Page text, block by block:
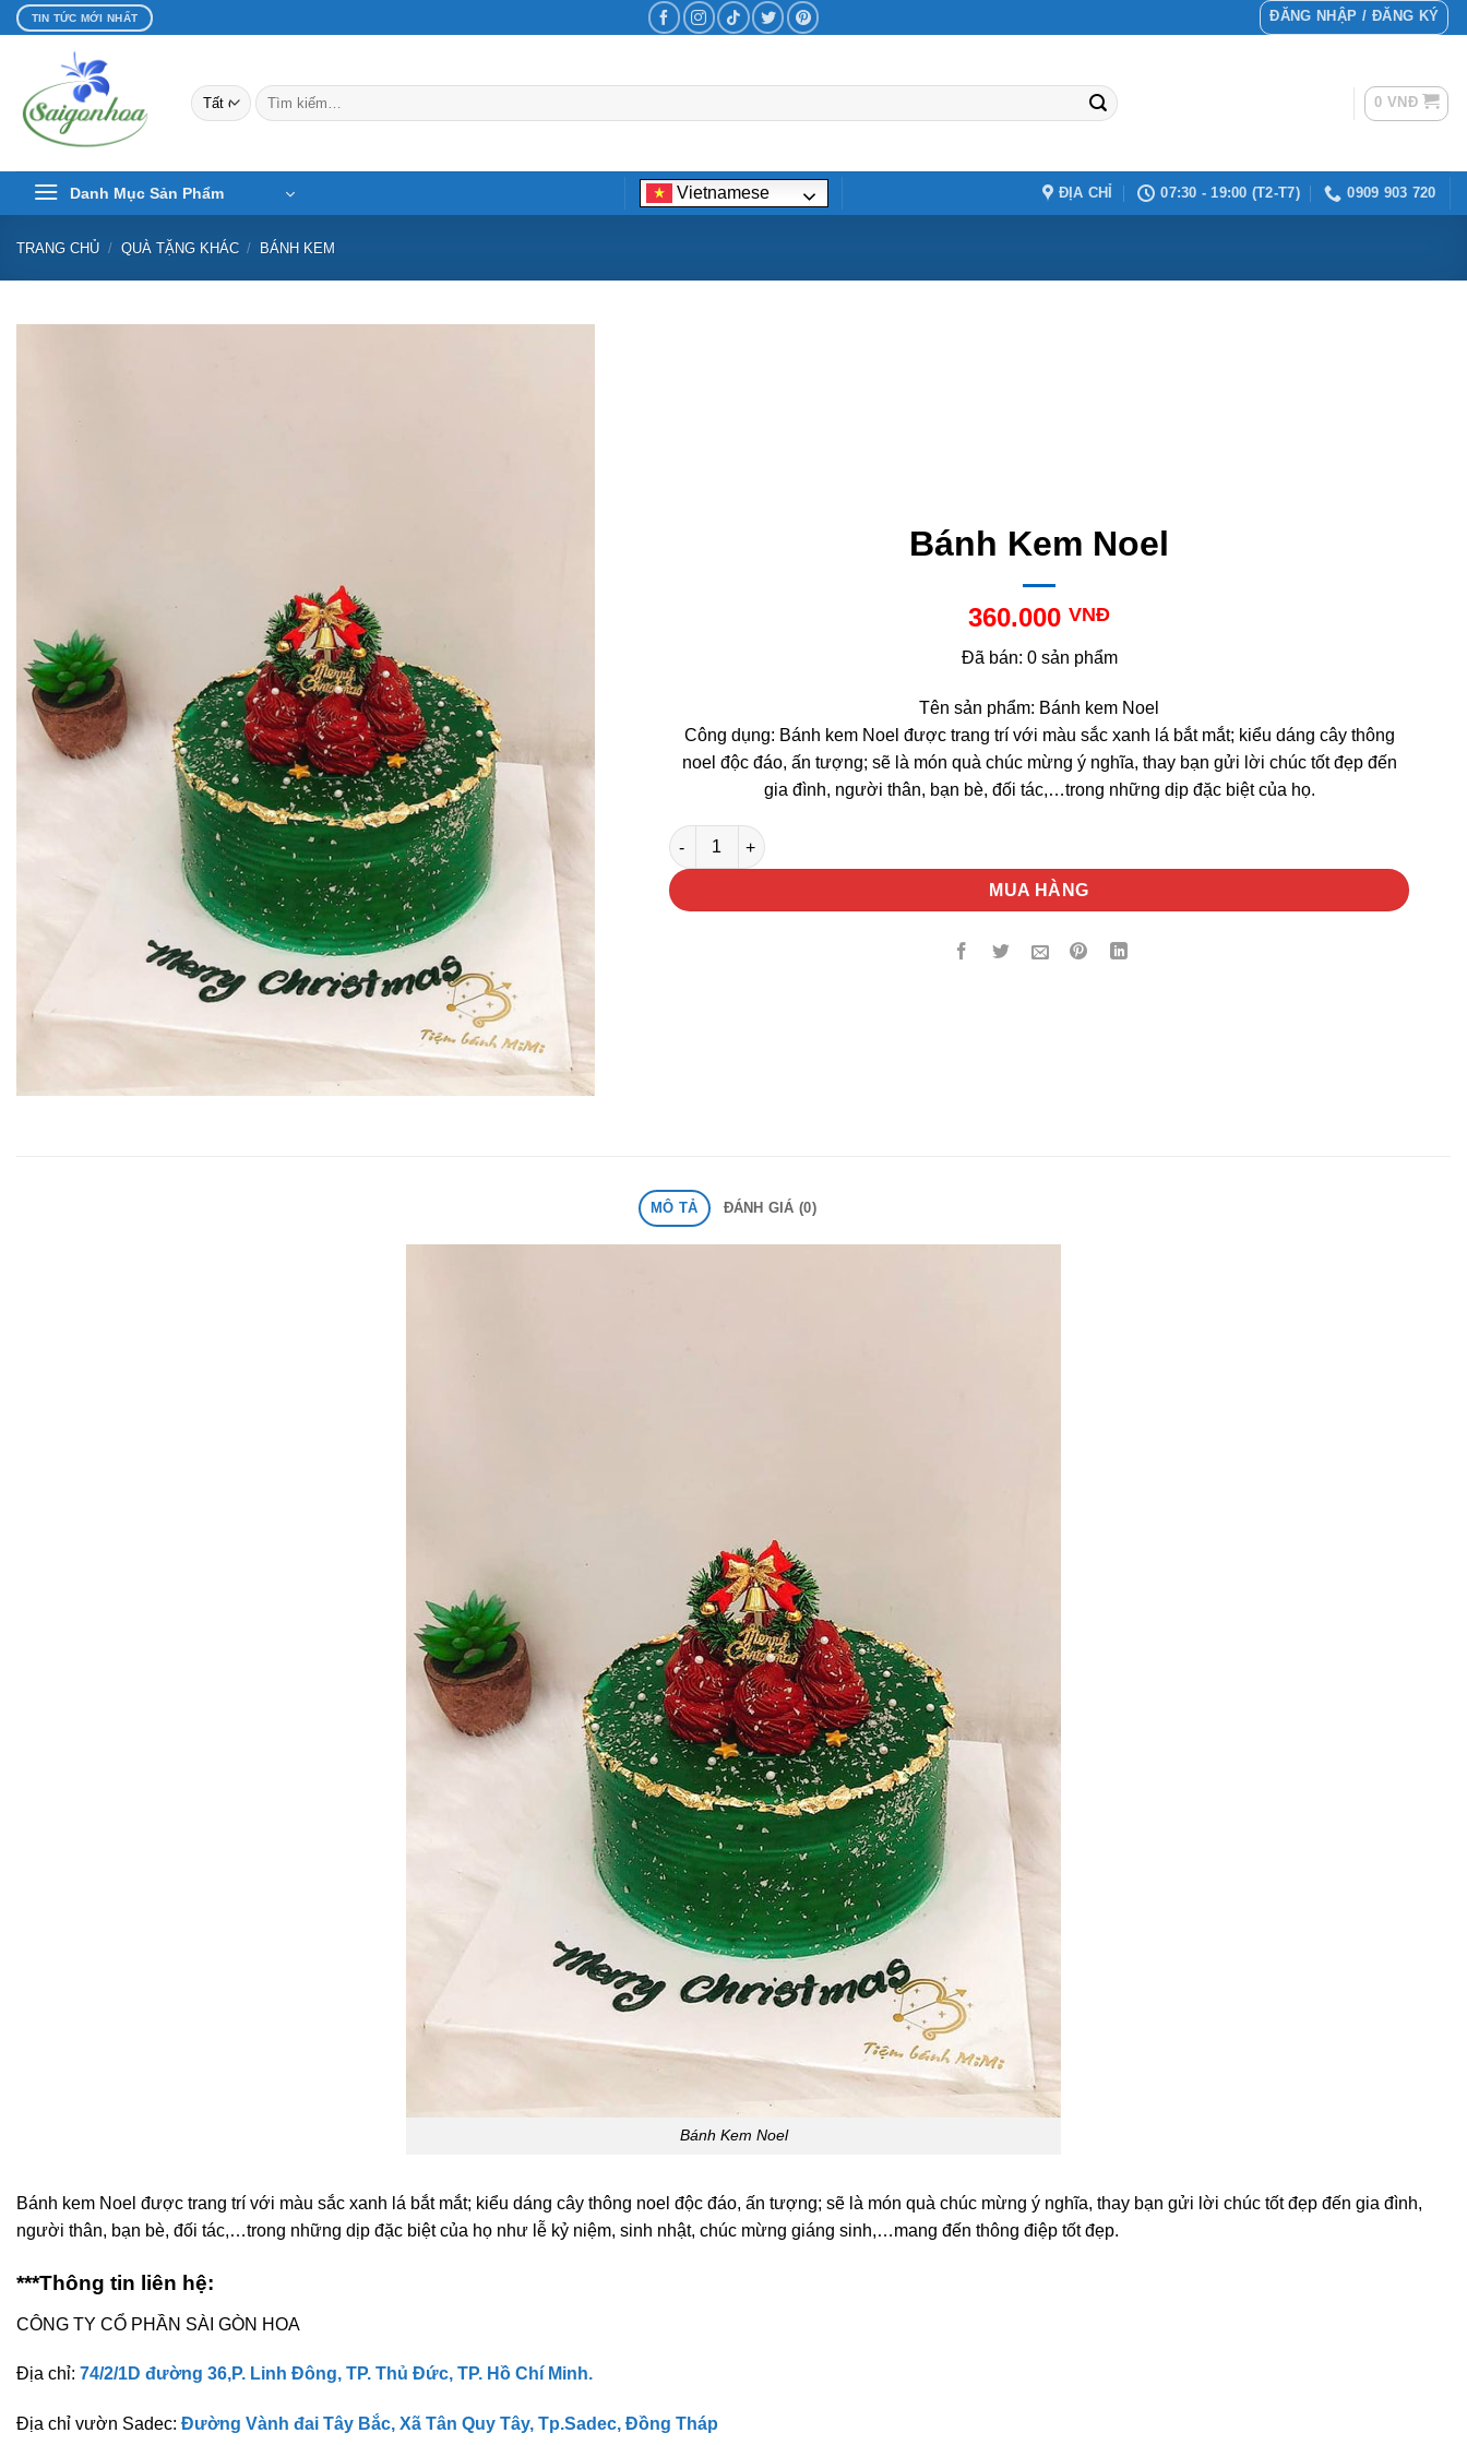
Bỏ
qua
dung
TIN TỨC MỚI NHẤT ĐĂNG NHẬP / ĐĂNG KÝ
Tìm
kiếm:
0 VNĐ
Danh Mục Sản Phẩm Vietnamese ĐỊA CHỈ 07:30 - 19:00 (T2-T7) 0909 903 720
TRANG CHỦ / QUÀ TẶNG KHÁC / BÁNH KEM
Bánh Kem Noel
360.000 VNĐ
Đã bán: 0 sản phẩm
Tên sản phẩm: Bánh kem Noel
Công dụng: Bánh kem Noel được trang trí với màu sắc xanh lá bắt mắt; kiểu dáng cây thông
noel độc đáo, ấn tượng; sẽ là món quà chúc mừng ý nghĩa, thay bạn gửi lời chúc tốt đẹp đến
gia đình, người thân, bạn bè, đối tác,…trong những dịp đặc biệt của họ.
Bánh Kem Noel số lượng
MUA HÀNG
MÔ TẢ ĐÁNH GIÁ (0)
Bánh Kem Noel
Bánh kem Noel được trang trí với màu sắc xanh lá bắt mắt; kiểu dáng cây thông noel độc đáo, ấn tượng; sẽ là món quà chúc mừng ý nghĩa, thay bạn gửi lời chúc tốt đẹp đến gia đình,
người thân, bạn bè, đối tác,…trong những dịp đặc biệt của họ như lễ kỷ niệm, sinh nhật, chúc mừng giáng sinh,…mang đến thông điệp tốt đẹp.
***Thông tin liên hệ:
CÔNG TY CỔ PHẦN SÀI GÒN HOA
Địa chỉ: 74/2/1D đường 36,P. Linh Đông, TP. Thủ Đức, TP. Hồ Chí Minh.
Địa chỉ vườn Sadec: Đường Vành đai Tây Bắc, Xã Tân Quy Tây, Tp.Sadec, Đồng Tháp